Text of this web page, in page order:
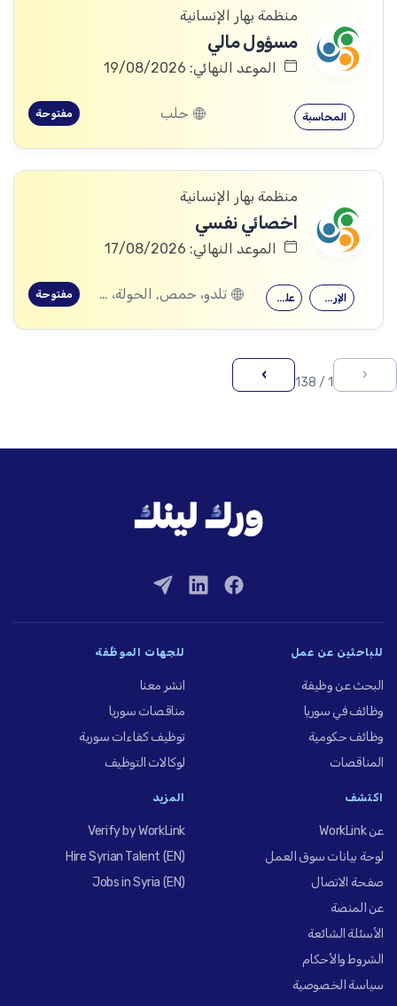
منظمة بهار الإنسانية
مسؤول مالي
الموعد النهائي: 19/08/2026
المحاسبة حلب مفتوحة
منظمة بهار الإنسانية
اخصائي نفسي
الموعد النهائي: 17/08/2026
علم النفس الإرشاد النفسي تلدو، حمص, الحولة، حمص مفتوحة
‹
1 / 138
›
للباحثين عن عمل
البحث عن وظيفة
وظائف في سوريا
وظائف حكومية
المناقصات
للجهات الموظِّفة
انشر معنا
مناقصات سوريا
توظيف كفاءات سورية
لوكالات التوظيف
اكتشف
عن WorkLink
لوحة بيانات سوق العمل
صفحة الاتصال
عن المنصة
الأسئلة الشائعة
الشروط والأحكام
سياسة الخصوصية
المزيد
Verify by WorkLink
Hire Syrian Talent (EN)
Jobs in Syria (EN)